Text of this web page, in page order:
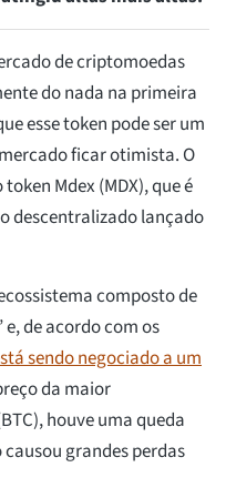
de criptomoedas
do nada na primeira
esse token pode ser um
ficar otimista. O
Mdex (MDX), que é
descentralizado lançado
composto de
de acordo com os
sendo negociado a um
da maior
houve uma queda
grandes perdas